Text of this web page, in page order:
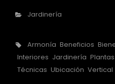
Categorías
Jardinería
Etiquetas,
Armonía Beneficios
Interiores Jardinería Plantas
Técnicas Ubicación Vertical